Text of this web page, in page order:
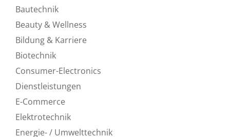
Bautechnik
Beauty & Wellness
Bildung & Karriere
Biotechnik
Consumer-Electronics
Dienstleistungen
E-Commerce
Elektrotechnik
Energie- / Umwelttechnik